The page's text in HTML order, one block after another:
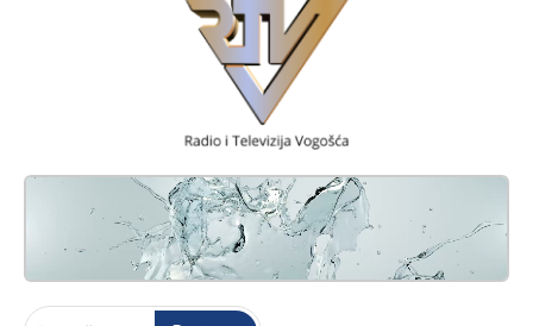
RADIO TELEVIZIJA VOGOŠĆA